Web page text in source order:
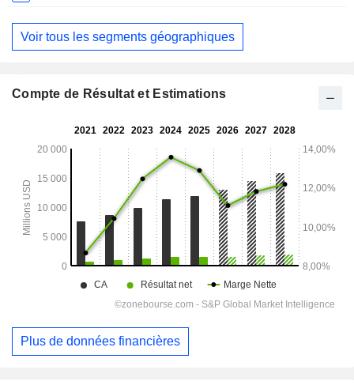
Voir tous les segments géographiques
Compte de Résultat et Estimations
Plus de données financières